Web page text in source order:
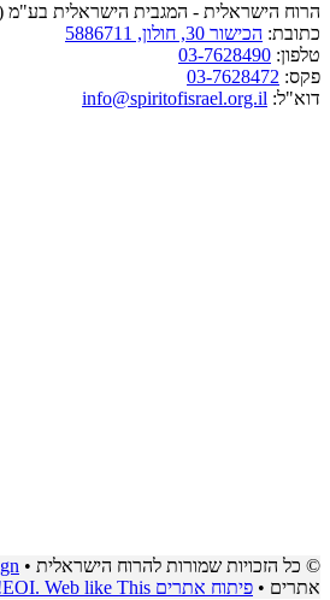
הרוח הישראלית - המגבית הישראלית בע"מ
כתובת: הכישור 30, חולון, 5886711
טלפון: 03-7628490
פקס: 03-7628472
דוא"ל: info@spiritofisrael.org.il
© כל הזכויות שמורות להרוח הישראלית •
אתרים • פיתוח אתרים EOI. Web like This!